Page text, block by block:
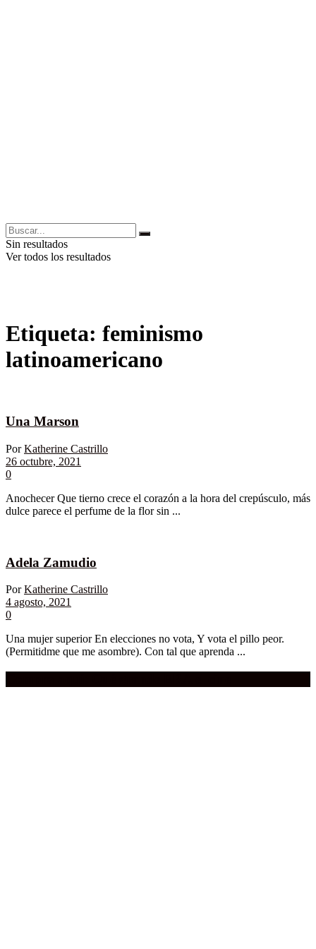
Sin resultados
Ver todos los resultados
Etiqueta: feminismo
latinoamericano
Una Marson
Por Katherine Castrillo
26 octubre, 2021
0
Anochecer Que tierno crece el corazón a la hora del crepúsculo, más
dulce parece el perfume de la flor sin ...
Adela Zamudio
Por Katherine Castrillo
4 agosto, 2021
0
Una mujer superior En elecciones no vota, Y vota el pillo peor.
(Permitidme que me asombre). Con tal que aprenda ...